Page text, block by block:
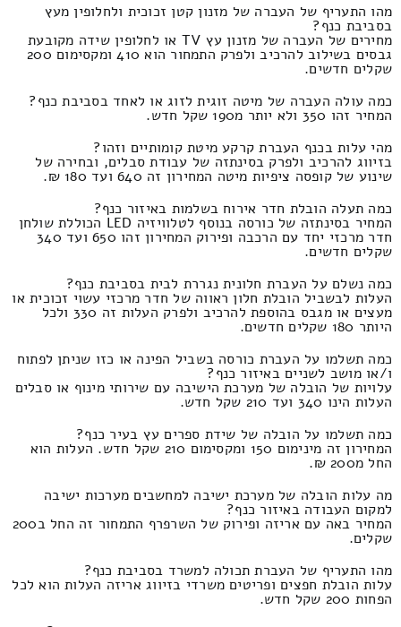
מהו התעריף של העברה של מזנון קטן זכוכית ולחלופין מעץ
בסביבת כנף?
מחירים של העברה של מזנון עץ TV או לחלופין שידה מקובעת
גבסים בשילוב להרכיב ולפרק התמחור הוא 410 ומקסימום 200
שקלים חדשים.
כמה עולה העברה של מיטה זוגית לזוג או לאחד בסביבת כנף?
המחיר זהו 350 ולא יותר מ190 שקל חדש.
מהי עלות בכנף העברת קרקע מיטת קומותיים וזהו?
בזיווג להרכיב ולפרק בסינתזה של עבודת סבלים, ובחירה של
שינוע של קופסה ציפיות מיטה המחירון זה 640 ועד 180 ₪.
כמה תעלה הובלת חדר אירוח בשלמות באיזור כנף?
המחיר בסינתזה של כורסה בנוסף לטלוויזיה LED הכוללת שולחן
חדר מרכזי יחד עם הרכבה ופירוק המחירון זהו 650 ועד 340
שקלים חדשים.
כמה נשלם על העברת חלונית נגררת לבית בסביבת כנף?
העלות לבשביל הובלת חלון ראווה של חדר מרכזי עשוי זכוכית או
מעצים או מגבס בהוספת להרכיב ולפרק העלות זה 330 ולכל
היותר 180 שקלים חדשים.
כמה תשלמו על העברת כורסה בשביל הפינה או כזו שניתן לפתוח
ו/או מושב לשניים באיזור כנף?
עלויות של הובלה של מערכת הישיבה עם שירותי מינוף או סבלים
העלות הינו 340 ועד 210 שקל חדש.
כמה תשלמו על הובלה של שידת ספרים עץ בעיר כנף?
המחירון זה מינימום 150 ומקסימום 210 שקל חדש. העלות הוא
החל מ200 ₪.
מה עלות הובלה של מערכת ישיבה למחשבים מערכות ישיבה
למקום העבודה באיזור כנף?
המחיר באה עם אריזה ופירוק של השרפרף התמחור זה החל ב200
שקלים.
מהו התעריף של העברת תכולה למשרד בסביבת כנף?
עלות הובלת חפצים ופריטים משרדי בזיווג אריזה העלות הוא לכל
הפחות 200 שקל חדש.